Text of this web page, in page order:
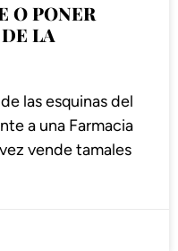
O PONER
LA
las esquinas del
a una Farmacia
vende tamales